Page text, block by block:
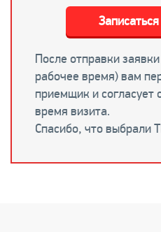
После отправки
рабочее время) вам
приемщик и согласует
время визита.
Спасибо, что